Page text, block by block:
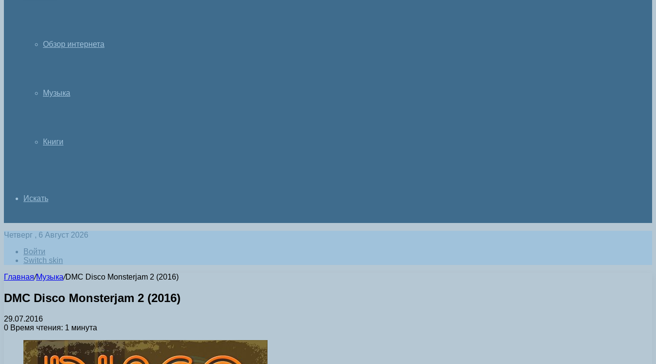
Обзор интернета
Музыка
Книги
Искать
Четверг , 6 Август 2026
Войти
Switch skin
Главная/Музыка/DMC Disco Monsterjam 2 (2016)
DMC Disco Monsterjam 2 (2016)
29.07.2016
0 Время чтения: 1 минута